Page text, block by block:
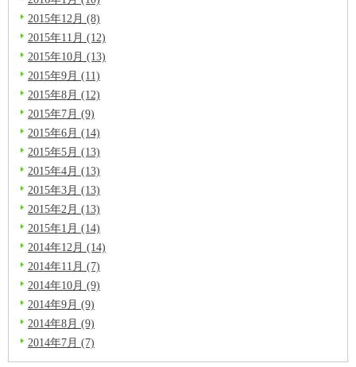
2015年12月 (8)
2015年11月 (12)
2015年10月 (13)
2015年9月 (11)
2015年8月 (12)
2015年7月 (9)
2015年6月 (14)
2015年5月 (13)
2015年4月 (13)
2015年3月 (13)
2015年2月 (13)
2015年1月 (14)
2014年12月 (14)
2014年11月 (7)
2014年10月 (9)
2014年9月 (9)
2014年8月 (9)
2014年7月 (7)